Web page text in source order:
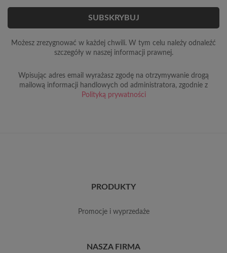
Możesz zrezygnować w każdej chwili. W tym celu należy odnaleźć
szczegóły w naszej informacji prawnej.
Wpisując adres email wyrażasz zgodę na otrzymywanie drogą
mailową informacji handlowych od administratora, zgodnie z
Polityką prywatności
PRODUKTY
promocje i wyprzedaże
NASZA FIRMA